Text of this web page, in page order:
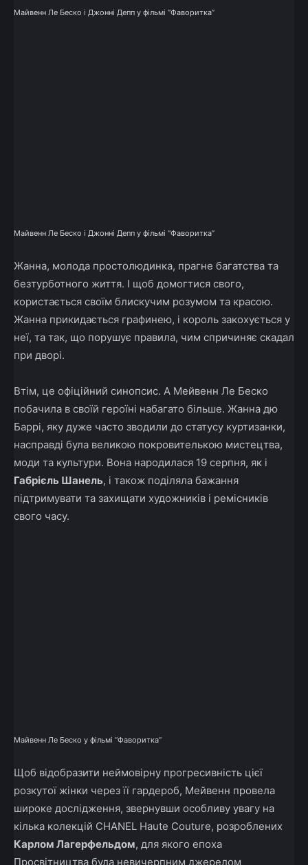
Майвенн Ле Беско і Джонні Депп у фільмі “Фаворитка”
Майвенн Ле Беско і Джонні Депп у фільмі “Фаворитка”
Жанна, молода простолюдинка, прагне багатства та
безтурботного життя. І щоб домогтися свого,
користається своїм блискучим розумом та красою.
Жанна прикидається графинею, і король закохується у
неї, та так, що порушує правила, чим спричиняє скадал
при дворі.
Втім, це офіційний синопсис. А Мейвенн Ле Беско
побачила в своїй героїні набагато більше. Жанна дю
Баррі, яку дуже часто зводили до статусу куртизанки,
насправді була великою покровителькою мистецтва,
моди та культури. Вона народилася 19 серпня, як і
Габрієль Шанель, і також поділяла бажання
підтримувати та захищати художників і ремісників
свого часу.
Майвенн Ле Беско у фільмі “Фаворитка”
Щоб відобразити неймовірну прогресивність цієї
розкутої жінки через її гардероб, Мейвенн провела
широке дослідження, звернувши особливу увагу на
кілька колекцій CHANEL Haute Couture, розроблених
Карлом Лагерфельдом, для якого епоха
Просвітництва була невичерпним джерелом